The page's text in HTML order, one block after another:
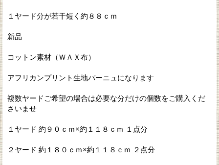
１ヤード分が若干短く約８８ｃｍ
新品
コットン素材（ＷＡＸ布）
アフリカンプリント生地パーニュになります
複数ヤードご希望の場合は必要な分だけの個数をご購入くだ
さいませ
１ヤード 約９０ｃｍ×約１１８ｃｍ １点分
２ヤード 約１８０ｃｍ×約１１８ｃｍ ２点分